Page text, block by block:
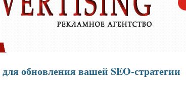
обновления вашей SEO-стратегии